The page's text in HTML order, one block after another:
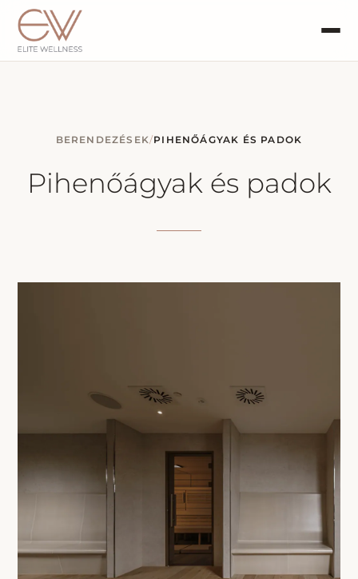
BERENDEZÉSEK/PIHENŐÁGYAK ÉS PADOK
Pihenőágyak és padok